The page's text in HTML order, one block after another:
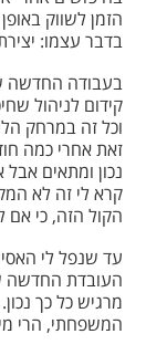
הזמן לשווק
בדבר עצמו:
בעבודה החדשה
קידום לניהול
וכל זה במרחק
זאת אחרי כמה
נכון ומתאים
קרא לי זה לא
הקול הזה, כי אם
עד שנפל לי
העובדת החדשה
מרגיש כל כך
המשפחתי, הרי